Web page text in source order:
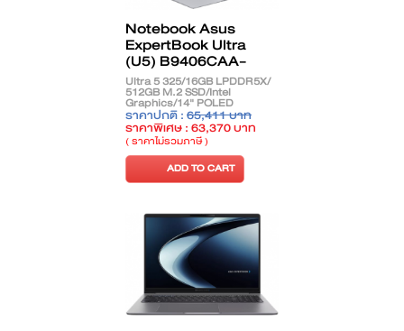
Notebook Asus
ExpertBook Ultra
(U5) B9406CAA-
TG1432WS
Ultra 5 325/16GB LPDDR5X/
512GB M.2 SSD/Intel
Graphics/14" POLED
Touch/Windows 11 Home +
Office Home 2024/Morn Grey
ราคาปกติ : 65,411 บาท
ราคาพิเศษ : 63,370 บาท
( ราคาไม่รวมภาษี )
ADD TO CART